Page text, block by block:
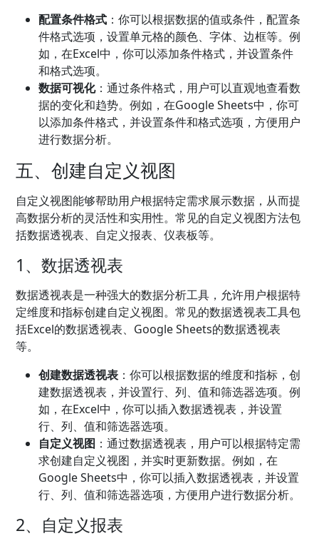
配置条件格式 ：你可以根据数据的值或条件，配置条
件格式选项，设置单元格的颜色、字体、边框等。例
如，在Excel中，你可以添加条件格式，并设置条件
和格式选项。
数据可视化：通过条件格式，用户可以直观地查看数
据的变化和趋势。例如，在Google Sheets中，你可
以添加条件格式，并设置条件和格式选项，方便用户
进行数据分析。
五、创建自定义视图
自定义视图能够帮助用户根据特定需求展示数据，从而提
高数据分析的灵活性和实用性。常见的自定义视图方法包
括数据透视表、自定义报表、仪表板等。
1、数据透视表
数据透视表是一种强大的数据分析工具，允许用户根据特
定维度和指标创建自定义视图。常见的数据透视表工具包
括Excel的数据透视表、Google Sheets的数据透视表
等。
创建数据透视表 ：你可以根据数据的维度和指标，创
建数据透视表，并设置行、列、值和筛选器选项。例
如，在Excel中，你可以插入数据透视表，并设置
行、列、值和筛选器选项。
自定义视图 ：通过数据透视表，用户可以根据特定需
求创建自定义视图，并实时更新数据。例如，在
Google Sheets中，你可以插入数据透视表，并设置
行、列、值和筛选器选项，方便用户进行数据分析。
2、自定义报表